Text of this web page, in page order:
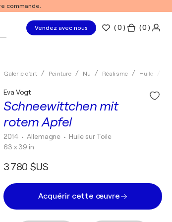
commande.
Vendez avec nous (0 ) ( 0 )
Galerie d'art Peinture Nu Réalisme Huile
Schneewittchen mit
rotem Apfel
Eva Vogt
2014 • Allemagne • Huile sur Toile
63 x 39 in
3 780 $US
Acquérir cette œuvre